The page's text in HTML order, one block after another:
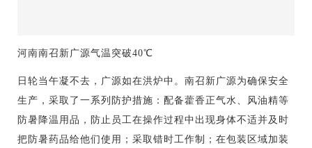
河南南召新广源气温突破40℃
日轮当午凝不去，广源如在洪炉中。南召新广源为确保安全
生产，采取了一系列防护措施：配备藿香正气水、风油精等
防暑降温用品，防止员工在操作过程中出现身体不适并及时
把防暑药品给他们使用；采取错时工作制；在包装区域加装